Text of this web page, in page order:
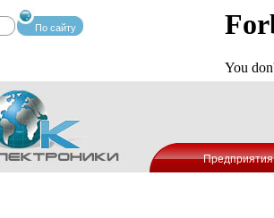
По сайту
Предприятия